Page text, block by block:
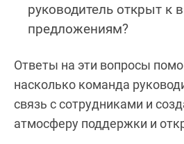
руководитель открыт к
предложениям?
Ответы на эти вопросы
насколько команда
связь с сотрудниками и
атмосферу поддержки и